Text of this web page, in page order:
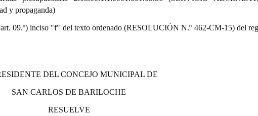
y propaganda)
09.º) inciso "f" del texto ordenado (RESOLUCIÓN N.º 462-CM-15) del
DEL CONCEJO MUNICIPAL DE
SAN CARLOS DE BARILOCHE
RESUELVE